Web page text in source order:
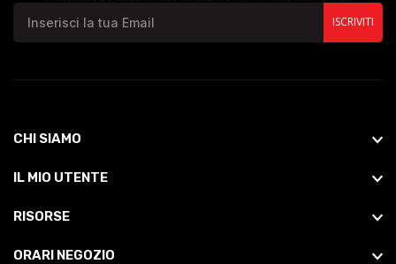
ISCRIVITI
CHI SIAMO
IL MIO UTENTE
RISORSE
ORARI NEGOZIO